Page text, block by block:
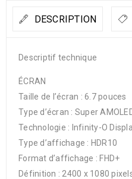
DESCRIPTION
Descriptif technique
ÉCRAN
Taille de l’écran : 6.7 pouces
Type d’écran : Super
Technologie : Infinity-O
Type d’affichage : HDR10
Format d’affichage : FHD+
Définition : 2400 x 1080